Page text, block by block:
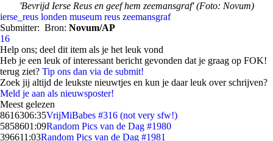
'Bevrijd Ierse Reus en geef hem zeemansgraf' (Foto: Novum)
ierse_reus londen museum reus zeemansgraf
Submitter: Bron: Novum/AP
16
Help ons; deel dit item als je het leuk vond
Heb je een leuk of interessant bericht gevonden dat je graag op FOK!
terug ziet? Tip ons dan via de submit!
Zoek jij altijd de leukste nieuwtjes en kun je daar leuk over schrijven?
Meld je aan als nieuwsposter!
Meest gelezen
8616306:35VrijMiBabes #316 (not very sfw!)
5858601:09Random Pics van de Dag #1980
396611:03Random Pics van de Dag #1981